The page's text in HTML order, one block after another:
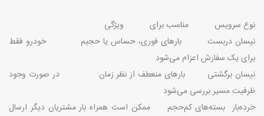
نوع سرویس مناسب برای ویژگی
نیسان دربست بارهای فوری، حساس یا حجیم خودرو فقط
برای یک سفارش اعزام می‌شود
نیسان برگشتی بارهای منعطف از نظر زمان در صورت وجود
ظرفیت مسیر بررسی می‌شود
خرده‌بار بسته‌های کم‌حجم ممکن است همراه بار مشتریان دیگر ارسال